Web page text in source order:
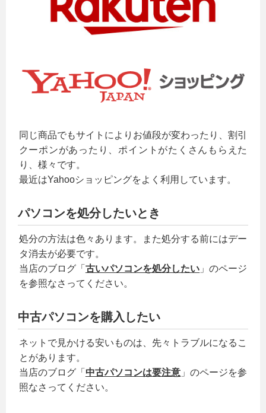
同じ商品でもサイトによりお値段が変わったり、割引
クーポンがあったり、ポイントがたくさんもらえた
り、様々です。
最近はYahooショッピングをよく利用しています。
パソコンを処分したいとき
処分の方法は色々あります。また処分する前にはデー
タ消去が必要です。
当店のブログ「 古いパソコンを処分したい 」のページ
を参照なさってください。
中古パソコンを購入したい
ネットで見かける安いものは、先々トラブルになるこ
とがあります。
当店のブログ「 中古パソコンは要注意 」のページを参
照なさってください。